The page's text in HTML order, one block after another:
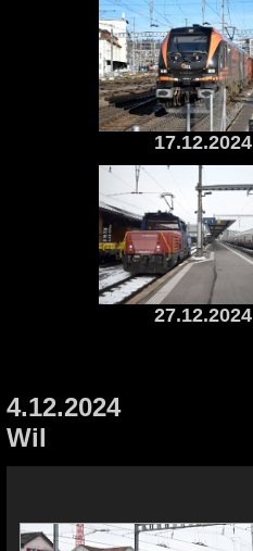
17.12.2024
27.12.2024
4.12.2024
Wil